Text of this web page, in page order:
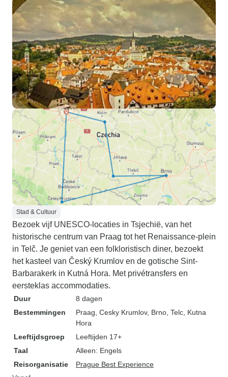
Stad & Cultuur
Bezoek vijf UNESCO-locaties in Tsjechië, van het
historische centrum van Praag tot het Renaissance-plein
in Telč. Je geniet van een folkloristisch diner, bezoekt
het kasteel van Český Krumlov en de gotische Sint-
Barbarakerk in Kutná Hora. Met privétransfers en
eersteklas accommodaties.
Duur
8 dagen
Bestemmingen
Praag , Cesky Krumlov, Brno , Telc , Kutna
Hora
Leeftijdsgroep
Leeftijden 17+
Taal
Alleen: Engels
Reisorganisatie
Prague Best Experience